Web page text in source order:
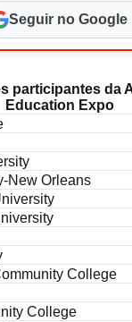
Seguir no Google
participantes da
Education Expo
New Orleans
College
College